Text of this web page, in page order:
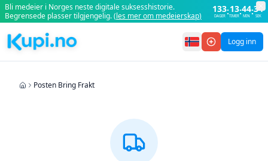
Hopp til hovedinnhold
Hopp til navigasjon
Hopp til søk
Hopp til bunntekst
Bli medeier i Norges neste digitale suksesshistorie.
Begrensede plasser tilgjengelig.(les mer om medeierskap)
133
DAGER :13
TIMER:44
MIN :34
SEK
Logg inn
Posten Bring Frakt